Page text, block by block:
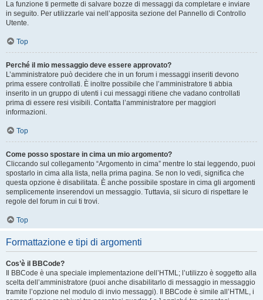
La funzione ti permette di salvare bozze di messaggi da completare e inviare
in seguito. Per utilizzarle vai nell’apposita sezione del Pannello di Controllo
Utente.
Top
Perché il mio messaggio deve essere approvato?
L’amministratore può decidere che in un forum i messaggi inseriti devono
prima essere controllati. È inoltre possibile che l’amministratore ti abbia
inserito in un gruppo di utenti i cui messaggi ritiene che vadano controllati
prima di essere resi visibili. Contatta l’amministratore per maggiori
informazioni.
Top
Come posso spostare in cima un mio argomento?
Cliccando sul collegamento “Argomento in cima” mentre lo stai leggendo, puoi
spostarlo in cima alla lista, nella prima pagina. Se non lo vedi, significa che
questa opzione è disabilitata. È anche possibile spostare in cima gli argomenti
semplicemente inserendovi un messaggio. Tuttavia, sii sicuro di rispettare le
regole del forum in cui ti trovi.
Top
Formattazione e tipi di argomenti
Cos’è il BBCode?
Il BBCode è una speciale implementazione dell’HTML; l’utilizzo è soggetto alla
scelta dell’amministratore (puoi anche disabilitarlo di messaggio in messaggio
tramite l’opzione nel modulo di invio messaggi). Il BBCode è simile all’HTML, i